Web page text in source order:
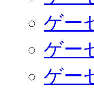
ゲー
ゲー
ゲー